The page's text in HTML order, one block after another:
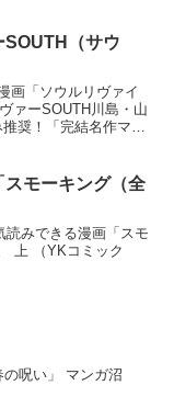
SOUTH（サウ
画「ソウルリヴァイ
ァーSOUTH川島・山
奨！「完結名作マン
モーキング（全
読みできる漫画「スモ
上 （YKコミック
の呪い」 マンガ沼